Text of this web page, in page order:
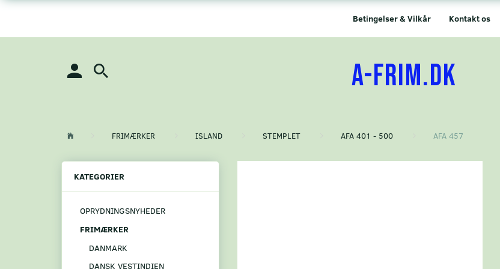
Kontakt os
Betingelser & Vilkår
A-FRIM.DK
FRIMÆRKER ISLAND STEMPLET AFA 401 - 500 AFA 457
KATEGORIER
OPRYDNINGSNYHEDER
FRIMÆRKER
DANMARK
DANSK VESTINDIEN